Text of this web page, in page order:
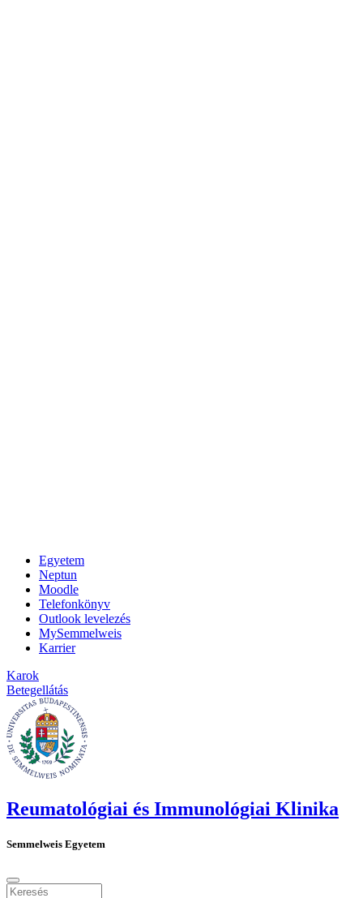
Egyetem
Neptun
Moodle
Telefonkönyv
Outlook levelezés
MySemmelweis
Karrier
Karok
Betegellátás
Reumatológiai és Immunológiai Klinika
Semmelweis Egyetem